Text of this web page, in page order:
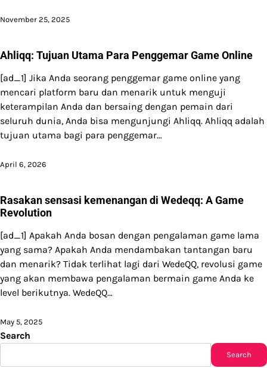
November 25, 2025
Ahliqq: Tujuan Utama Para Penggemar Game Online
[ad_1] Jika Anda seorang penggemar game online yang
mencari platform baru dan menarik untuk menguji
keterampilan Anda dan bersaing dengan pemain dari
seluruh dunia, Anda bisa mengunjungi Ahliqq. Ahliqq adalah
tujuan utama bagi para penggemar…
April 6, 2026
Rasakan sensasi kemenangan di Wedeqq: A Game
Revolution
[ad_1] Apakah Anda bosan dengan pengalaman game lama
yang sama? Apakah Anda mendambakan tantangan baru
dan menarik? Tidak terlihat lagi dari WedeQQ, revolusi game
yang akan membawa pengalaman bermain game Anda ke
level berikutnya. WedeQQ…
May 5, 2025
Search
Search